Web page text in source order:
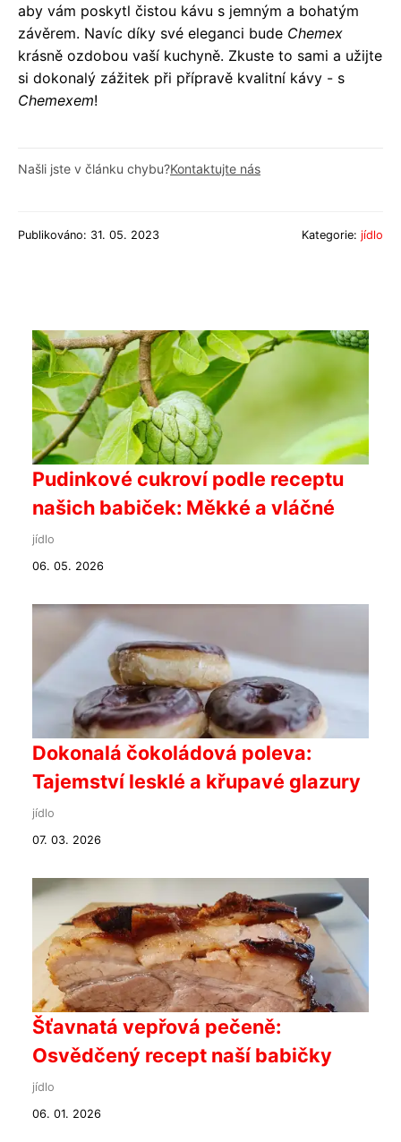
aby vám poskytl čistou kávu s jemným a bohatým
závěrem. Navíc díky své eleganci bude Chemex
krásně ozdobou vaší kuchyně. Zkuste to sami a užijte
si dokonalý zážitek při přípravě kvalitní kávy - s
Chemexem!
Našli jste v článku chybu?Kontaktujte nás
Publikováno: 31. 05. 2023 Kategorie: jídlo
Pudinkové cukroví podle receptu
našich babiček: Měkké a vláčné
jídlo
06. 05. 2026
Dokonalá čokoládová poleva:
Tajemství lesklé a křupavé glazury
jídlo
07. 03. 2026
Šťavnatá vepřová pečeně:
Osvědčený recept naší babičky
jídlo
06. 01. 2026